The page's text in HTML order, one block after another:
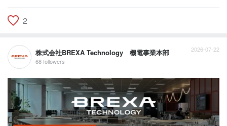
2
株式会社BREXA Technology 機電事業本部
68 followers
2026-07-22